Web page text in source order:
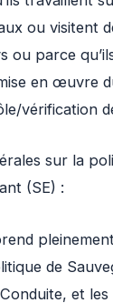
ou visitent
ou parce
en œuvre
vérification
sur la
(SE) :
de
et